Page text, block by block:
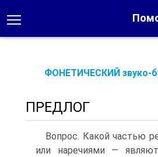
ФОНЕТИЧЕСКИЙ звуко-
ПРЕДЛОГ
Вопрос. Какой частью
или наречиями —